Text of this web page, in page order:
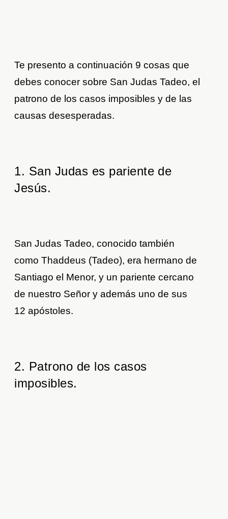
Te presento a continuación 9 cosas que
debes conocer sobre San Judas Tadeo, el
patrono de los casos imposibles y de las
causas desesperadas.
1. San Judas es pariente de
Jesús.
San Judas Tadeo, conocido también
como Thaddeus (Tadeo), era hermano de
Santiago el Menor, y un pariente cercano
de nuestro Señor y además uno de sus
12 apóstoles.
2. Patrono de los casos
imposibles.